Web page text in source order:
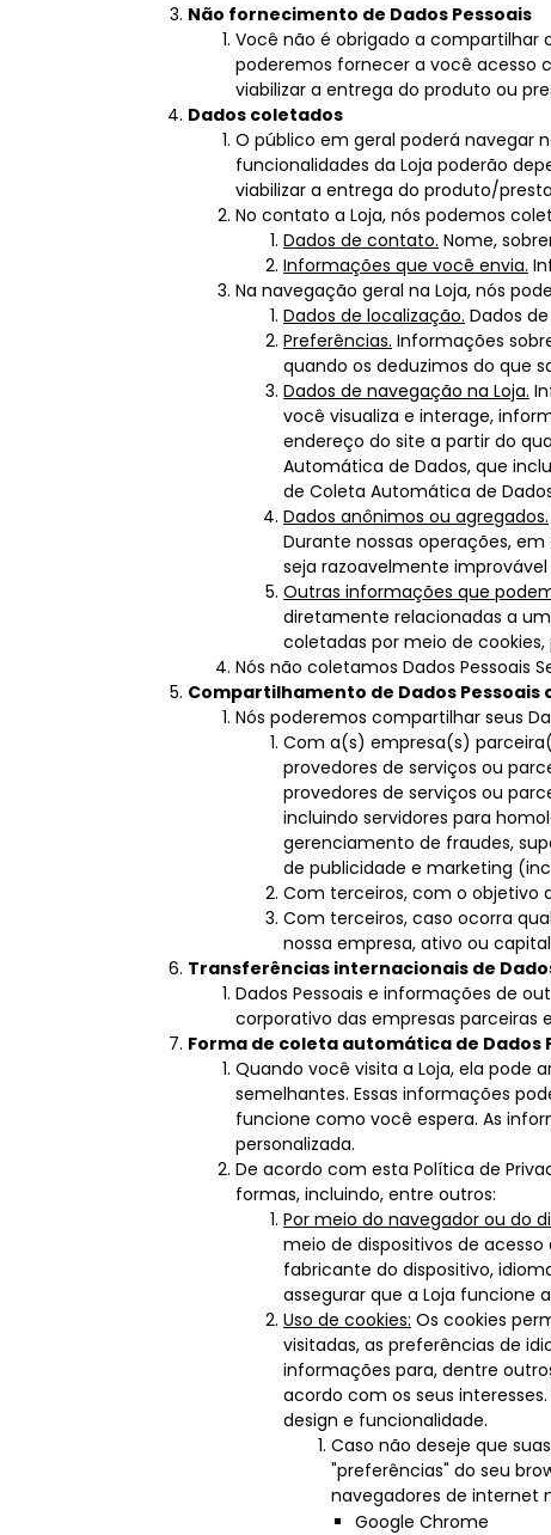
Não fornecimento de Dados Pessoais
Você não é obrigado a compartilhar
poderemos fornecer a você acesso
viabilizar a entrega do produto ou
Dados coletados
O público em geral poderá navegar
funcionalidades da Loja poderão
viabilizar a entrega do produto/
No contato a Loja, nós podemos
Dados de contato. Nome,
Informações que você envia.
Na navegação geral na Loja, nós
Dados de localização. Dados
Preferências. Informações
quando os deduzimos do que
Dados de navegação na Loja.
você visualiza e interage,
endereço do site a partir do
Automática de Dados, que
de Coleta Automática de
Dados anônimos ou agregados.
Durante nossas operações,
seja razoavelmente
Outras informações que
diretamente relacionadas a
coletadas por meio de
Nós não coletamos Dados Pessoais
Compartilhamento de Dados Pessoais
Nós poderemos compartilhar seus
Com a(s) empresa(s)
provedores de serviços ou
provedores de serviços ou
incluindo servidores para
gerenciamento de fraudes,
de publicidade e marketing
Com terceiros, com o objetivo
Com terceiros, caso ocorra
nossa empresa, ativo ou
Transferências internacionais de
Dados Pessoais e informações de
corporativo das empresas parceiras
Forma de coleta automática de Dados
Quando você visita a Loja, ela pode
semelhantes. Essas informações
funcione como você espera. As
personalizada.
De acordo com esta Política de
formas, incluindo, entre outros:
Por meio do navegador ou do
meio de dispositivos de
fabricante do dispositivo,
assegurar que a Loja funcione
Uso de cookies: Os cookies
visitadas, as preferências de
informações para, dentre
acordo com os seus
design e funcionalidade.
Caso não deseje que
"preferências" do seu
navegadores de internet
Google Chrome